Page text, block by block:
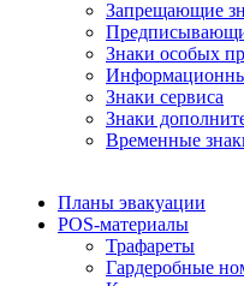
Запрещающие
Знаки особых
Знаки сервиса
Знаки
Временные
Планы эвакуации
POS-материалы
Трафареты
Гардеробные